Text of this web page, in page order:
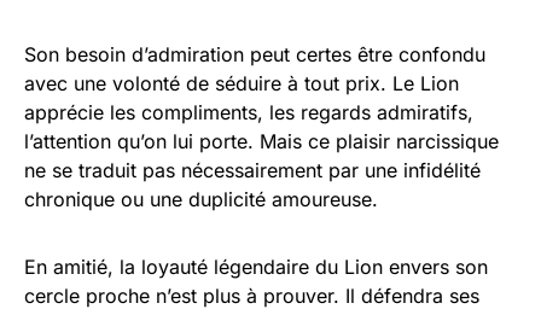
Son besoin d’admiration peut certes être confondu
avec une volonté de séduire à tout prix. Le Lion
apprécie les compliments, les regards admiratifs,
l’attention qu’on lui porte. Mais ce plaisir narcissique
ne se traduit pas nécessairement par une infidélité
chronique ou une duplicité amoureuse.
En amitié, la loyauté légendaire du Lion envers son
cercle proche n’est plus à prouver. Il défendra ses